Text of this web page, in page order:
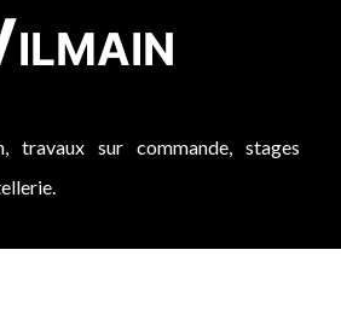
travaux sur commande, stages